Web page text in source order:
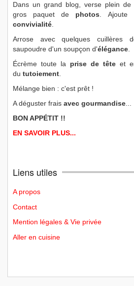
Dans un grand blog, verse plein de
gros paquet de photos .
convivialité
Arrose avec quelques cuillères
saupoudre d'un soupçon d'élégance
Écrème toute la prise de tête et
du tutoiement
Mélange bien : c'est prêt !
A déguster frais avec gourmandise
BON APPÉTIT !!
EN SAVOIR PLUS...
Liens utiles
A propos
Contact
Mention légales & Vie privée
Aller en cuisine